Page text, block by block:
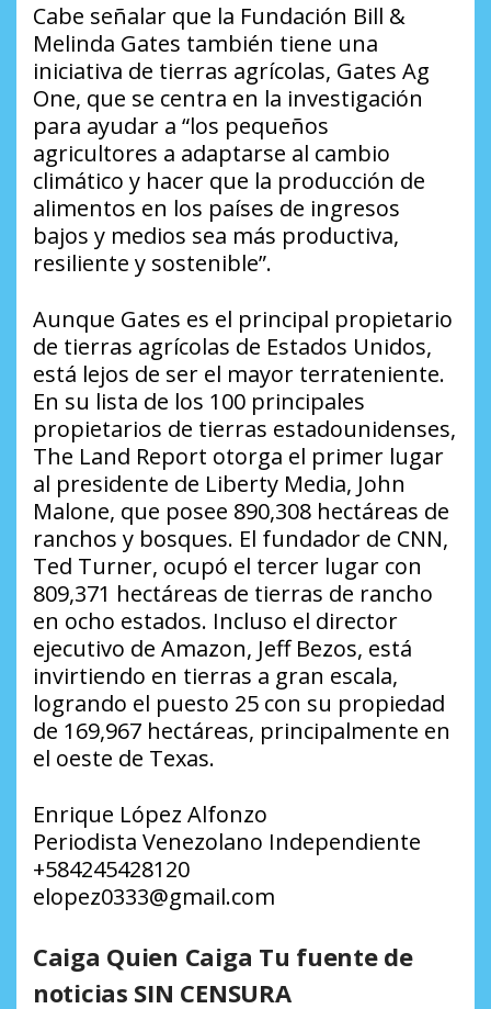
Cabe señalar que la Fundación Bill &
Melinda Gates también tiene una
iniciativa de tierras agrícolas, Gates Ag
One, que se centra en la investigación
para ayudar a “los pequeños
agricultores a adaptarse al cambio
climático y hacer que la producción de
alimentos en los países de ingresos
bajos y medios sea más productiva,
resiliente y sostenible”.
Aunque Gates es el principal propietario
de tierras agrícolas de Estados Unidos,
está lejos de ser el mayor terrateniente.
En su lista de los 100 principales
propietarios de tierras estadounidenses,
The Land Report otorga el primer lugar
al presidente de Liberty Media, John
Malone, que posee 890,308 hectáreas de
ranchos y bosques. El fundador de CNN,
Ted Turner, ocupó el tercer lugar con
809,371 hectáreas de tierras de rancho
en ocho estados. Incluso el director
ejecutivo de Amazon, Jeff Bezos, está
invirtiendo en tierras a gran escala,
logrando el puesto 25 con su propiedad
de 169,967 hectáreas, principalmente en
el oeste de Texas.
Enrique López Alfonzo
Periodista Venezolano Independiente
+584245428120
elopez0333@gmail.com
Caiga Quien Caiga Tu fuente de
noticias SIN CENSURA